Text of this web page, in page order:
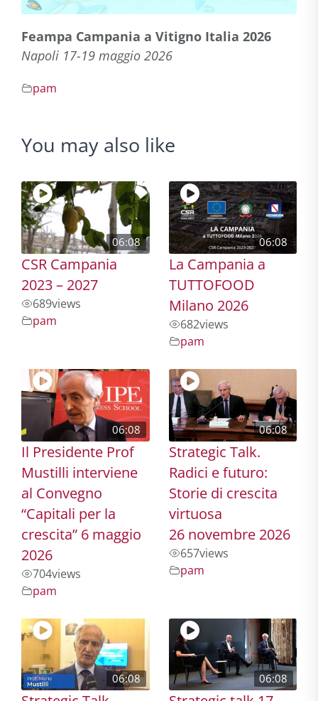
Feampa Campania a Vitigno Italia 2026
Napoli 17-19 maggio 2026
pam
You may also like
06:08
CSR Campania
2023 – 2027
689views
pam
06:08
La Campania a
TUTTOFOOD
Milano 2026
682views
pam
06:08
Il Presidente Prof
Mustilli interviene
al Convegno
“Capitali per la
crescita” 6 maggio
2026
704views
pam
06:08
Strategic Talk.
Radici e futuro:
Storie di crescita
virtuosa
26 novembre 2026
657views
pam
06:08 06:08